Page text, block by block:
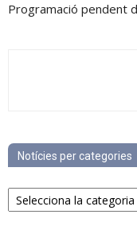
Programació pendent
Notícies per categories
Notícies
per